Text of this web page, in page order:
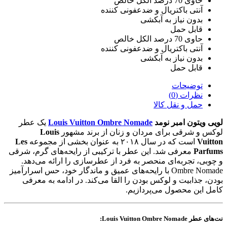
آنتی باکتریال و ضدعفونی کننده
بدون نیاز به آبکشی
قابل حمل
حاوی 70 درصد الکل خالص
آنتی باکتریال و ضدعفونی کننده
بدون نیاز به آبکشی
قابل حمل
توضیحات
نظرات (0)
حمل و نقل کالا
لویی ویتون امبر نومد Louis Vuitton Ombre Nomade یک عطر
لوکس و شرقی برای مردان و زنان از برند مشهور Louis
Vuitton است که در سال ۲۰۱۸ به عنوان بخشی از مجموعه
Les
Parfums معرفی شد. این عطر با ترکیبی از رایحه‌های گرم، شرقی
و چوبی، تجربه‌ای منحصر به فرد از عطرسازی را ارائه می‌دهد.
Ombre Nomade با رایحه‌های عمیق و ماندگار خود، حس اسرارآمیز
بودن، جذابیت و لوکس بودن را القا می‌کند. در ادامه به معرفی
کامل این محصول می‌پردازیم.
نت‌های عطر Louis Vuitton Ombre Nomade: